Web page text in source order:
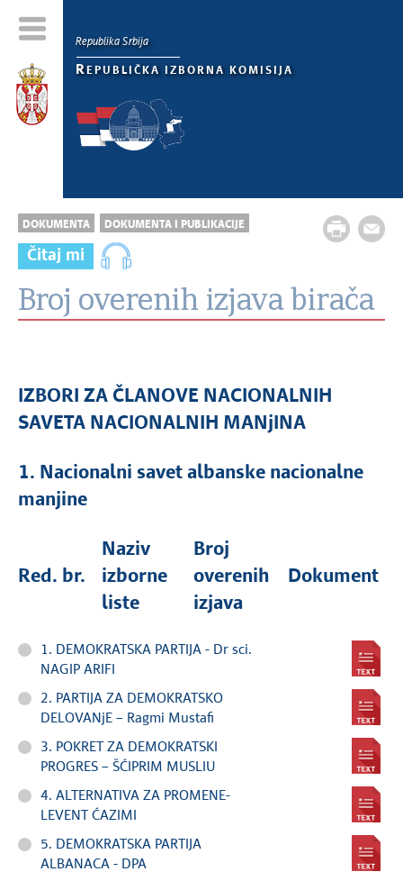
Republika Srbija
R EPUBLIČKA IZBORNA KOMISIJA
DOKUMENTA DOKUMENTA I PUBLIKACIJE
Čitaj mi
Broj overenih izjava birača
IZBORI ZA ČLANOVE NACIONALNIH
SAVETA NACIONALNIH MANjINA
1. Nacionalni savet albanske nacionalne
manjine
Red. br.
Naziv
izborne
liste
Broj
overenih
izjava
Dokument
1. DEMOKRATSKA PARTIJA - Dr sci.
NAGIP ARIFI
2. PARTIJA ZA DEMOKRATSKO
DELOVANjE – Ragmi Mustafi
3. POKRET ZA DEMOKRATSKI
PROGRES – ŠĆIPRIM MUSLIU
4. ALTERNATIVA ZA PROMENE-
LEVENT ĆAZIMI
5. DEMOKRATSKA PARTIJA
ALBANACA - DPA